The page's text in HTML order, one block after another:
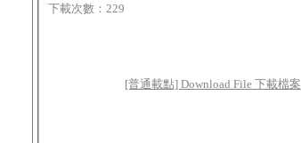
下載次數：229
[普通載點] Download File 下載檔案